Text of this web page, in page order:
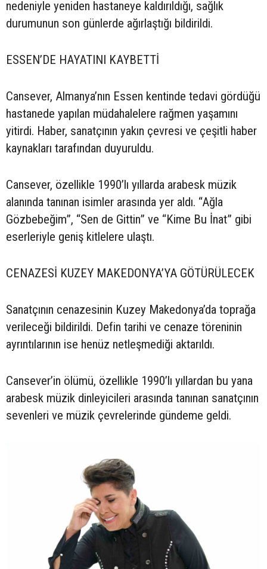
nedeniyle yeniden hastaneye kaldırıldığı, sağlık
durumunun son günlerde ağırlaştığı bildirildi.
ESSEN’DE HAYATINI KAYBETTİ
Cansever, Almanya’nın Essen kentinde tedavi gördüğü
hastanede yapılan müdahalelere rağmen yaşamını
yitirdi. Haber, sanatçının yakın çevresi ve çeşitli haber
kaynakları tarafından duyuruldu.
Cansever, özellikle 1990’lı yıllarda arabesk müzik
alanında tanınan isimler arasında yer aldı. “Ağla
Gözbebeğim”, “Sen de Gittin” ve “Kime Bu İnat” gibi
eserleriyle geniş kitlelere ulaştı.
CENAZESİ KUZEY MAKEDONYA’YA GÖTÜRÜLECEK
Sanatçının cenazesinin Kuzey Makedonya’da toprağa
verileceği bildirildi. Defin tarihi ve cenaze töreninin
ayrıntılarının ise henüz netleşmediği aktarıldı.
Cansever’in ölümü, özellikle 1990’lı yıllardan bu yana
arabesk müzik dinleyicileri arasında tanınan sanatçının
sevenleri ve müzik çevrelerinde gündeme geldi.